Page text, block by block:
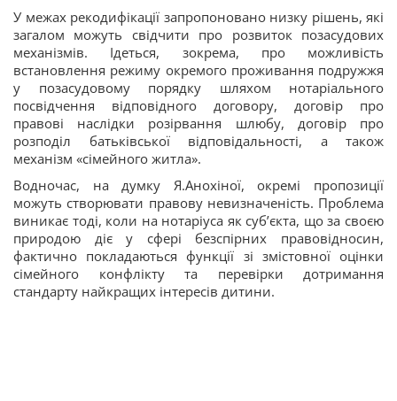
У межах рекодифікації запропоновано низку рішень, які
загалом можуть свідчити про розвиток позасудових
механізмів. Ідеться, зокрема, про можливість
встановлення режиму окремого проживання подружжя
у позасудовому порядку шляхом нотаріального
посвідчення відповідного договору, договір про
правові наслідки розірвання шлюбу, договір про
розподіл батьківської відповідальності, а також
механізм «сімейного житла».
Водночас, на думку Я.Анохіної, окремі пропозиції
можуть створювати правову невизначеність. Проблема
виникає тоді, коли на нотаріуса як суб’єкта, що за своєю
природою діє у сфері безспірних правовідносин,
фактично покладаються функції зі змістовної оцінки
сімейного конфлікту та перевірки дотримання
стандарту найкращих інтересів дитини.